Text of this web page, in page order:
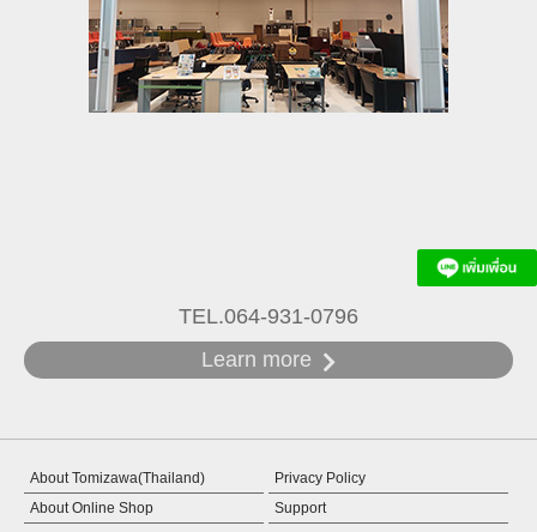
TEL.064-931-0796
Learn more
About Tomizawa(Thailand)
Privacy Policy
About Online Shop
Support